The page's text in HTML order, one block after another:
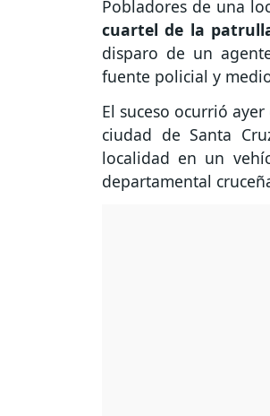
Pobladores de una
cuartel de la
disparo de un
fuente policial y
El suceso ocurrió
ciudad de Santa
localidad en un
departamental